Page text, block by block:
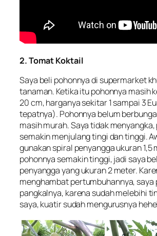
2. Tomat Koktail
Saya beli pohonnya di supermarket
tanaman. Ketika itu pohonnya masih
20 cm, harganya sekitar 1 sampai 3
tepatnya). Pohonnya belum
masih murah. Saya tidak
semakin menjulang tingi dan tinggi.
gunakan spiral penyangga ukuran 1,5
pohonnya semakin tinggi, jadi saya
penyangga yang ukuran 2 meter.
menghambat pertumbuhannya, saya
pangkalnya, karena sudah melebihi
saya, kuatir sudah mengurusnya